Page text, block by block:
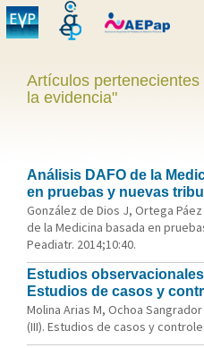
Artículos
la evidencia"
Análisis DAFO de la
en pruebas y nuevas
González de Dios J, Ortega Páez
de la Medicina basada en
Peadiatr. 2014;10:40.
Estudios observacionales
Estudios de casos y
Molina Arias M, Ochoa
(III). Estudios de casos y